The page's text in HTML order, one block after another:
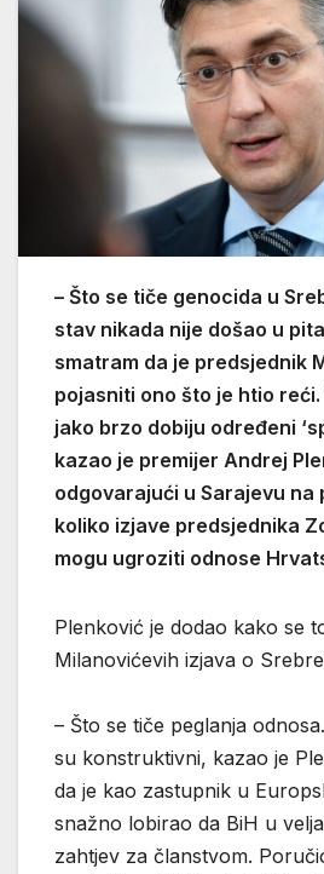
– Što se tiče genocida u
stav nikada nije došao u
smatram da je predsjednik
pojasniti ono što je htio
jako brzo dobiju određeni
kazao je premijer Andrej
odgovarajući u Sarajevu na
koliko izjave predsjednika
mogu ugroziti odnose
Plenković je dodao kako se
Milanovićevih izjava o
– Što se tiče peglanja
su konstruktivni, kazao je
da je kao zastupnik u
snažno lobirao da BiH u
zahtjev za članstvom.